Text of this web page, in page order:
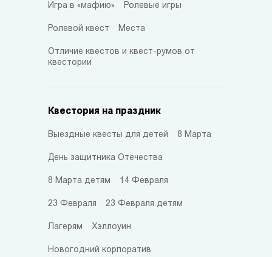
Игра в «мафию» Ролевые игры
Ролевой квест Места
Отличие квестов и квест-румов от
квестории
Квестория на праздник
Выездные квесты для детей 8 Марта
День защитника Отечества
8 Марта детям 14 Февраля
23 Февраля 23 Февраля детям
Лагерям Хэллоуин
Новогодний корпоратив